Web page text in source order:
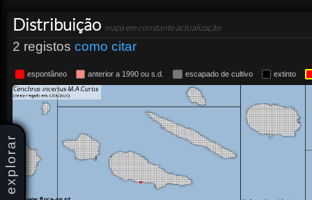
explorar
Distribuição mapa em constante actualização
2 registos como citar
espontâneo anterior a 1990 ou s.d. escapado de cultivo extinto